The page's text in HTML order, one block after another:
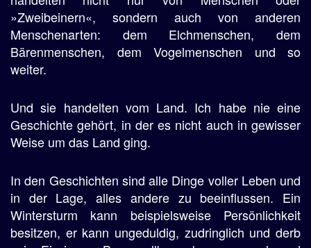
»Zweibeinern«, sondern auch von anderen
Menschenarten: dem Elchmenschen, dem
Bärenmenschen, dem Vogelmenschen und so
weiter.
Und sie handelten vom Land. Ich habe nie eine
Geschichte gehört, in der es nicht auch in gewisser
Weise um das Land ging.
In den Geschichten sind alle Dinge voller Leben und
in der Lage, alles andere zu beeinflussen. Ein
Wintersturm kann beispielsweise Persönlichkeit
besitzen, er kann ungeduldig, zudringlich und derb